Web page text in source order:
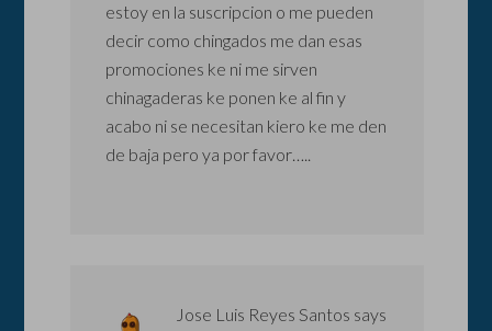
estoy en la suscripcion o me pueden
decir como chingados me dan esas
promociones ke ni me sirven
chinagaderas ke ponen ke al fin y
acabo ni se necesitan kiero ke me den
de baja pero ya por favor…..
Jose Luis Reyes Santos says